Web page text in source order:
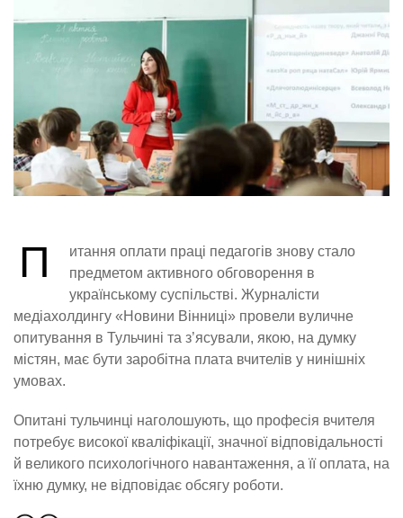
П
итання оплати праці педагогів знову стало
предметом активного обговорення в
українському суспільстві. Журналісти
медіахолдингу «Новини Вінниці» провели вуличне
опитування в Тульчині та з’ясували, якою, на думку
містян, має бути заробітна плата вчителів у нинішніх
умовах.
Опитані тульчинці наголошують, що професія вчителя
потребує високої кваліфікації, значної відповідальності
й великого психологічного навантаження, а її оплата, на
їхню думку, не відповідає обсягу роботи.